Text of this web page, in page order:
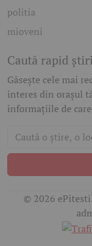
politia
mioveni
Caută rapid
Găsește cele mai
interes din orașul
informațiile de
© 2026